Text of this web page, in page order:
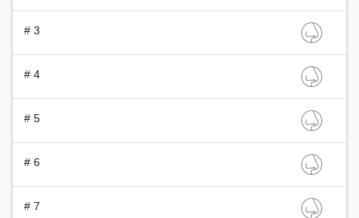
# 3
# 4
# 5
# 6
# 7